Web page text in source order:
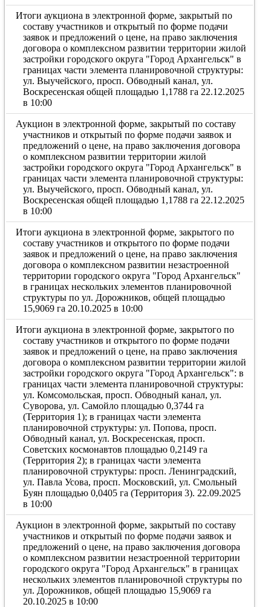
Итоги аукциона в электронной форме, закрытый по
составу участников и открытый по форме подачи
заявок и предложений о цене, на право заключения
договора о комплексном развитии территории жилой
застройки городского округа "Город Архангельск" в
границах части элемента планировочной структуры:
ул. Выучейского, просп. Обводный канал, ул.
Воскресенская общей площадью 1,1788 га 22.12.2025
в 10:00
Аукцион в электронной форме, закрытый по составу
участников и открытый по форме подачи заявок и
предложений о цене, на право заключения договора
о комплексном развитии территории жилой
застройки городского округа "Город Архангельск" в
границах части элемента планировочной структуры:
ул. Выучейского, просп. Обводный канал, ул.
Воскресенская общей площадью 1,1788 га 22.12.2025
в 10:00
Итоги аукциона в электронной форме, закрытого по
составу участников и открытого по форме подачи
заявок и предложений о цене, на право заключения
договора о комплексном развитии незастроенной
территории городского округа "Город Архангельск"
в границах нескольких элементов планировочной
структуры по ул. Дорожников, общей площадью
15,9069 га 20.10.2025 в 10:00
Итоги аукциона в электронной форме, закрытого по
составу участников и открытого по форме подачи
заявок и предложений о цене, на право заключения
договора о комплексном развитии территории жилой
застройки городского округа "Город Архангельск": в
границах части элемента планировочной структуры:
ул. Комсомольская, просп. Обводный канал, ул.
Суворова, ул. Самойло площадью 0,3744 га
(Территория 1); в границах части элемента
планировочной структуры: ул. Попова, просп.
Обводный канал, ул. Воскресенская, просп.
Советских космонавтов площадью 0,2149 га
(Территория 2); в границах части элемента
планировочной структуры: просп. Ленинградский,
ул. Павла Усова, просп. Московский, ул. Смольный
Буян площадью 0,0405 га (Территория 3). 22.09.2025
в 10:00
Аукцион в электронной форме, закрытый по составу
участников и открытый по форме подачи заявок и
предложений о цене, на право заключения договора
о комплексном развитии незастроенной территории
городского округа "Город Архангельск" в границах
нескольких элементов планировочной структуры по
ул. Дорожников, общей площадью 15,9069 га
20.10.2025 в 10:00